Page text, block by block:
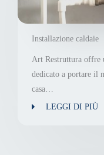
Installazione caldaie
Art Restruttura offre
dedicato a portare il
casa…
LEGGI DI PIÙ